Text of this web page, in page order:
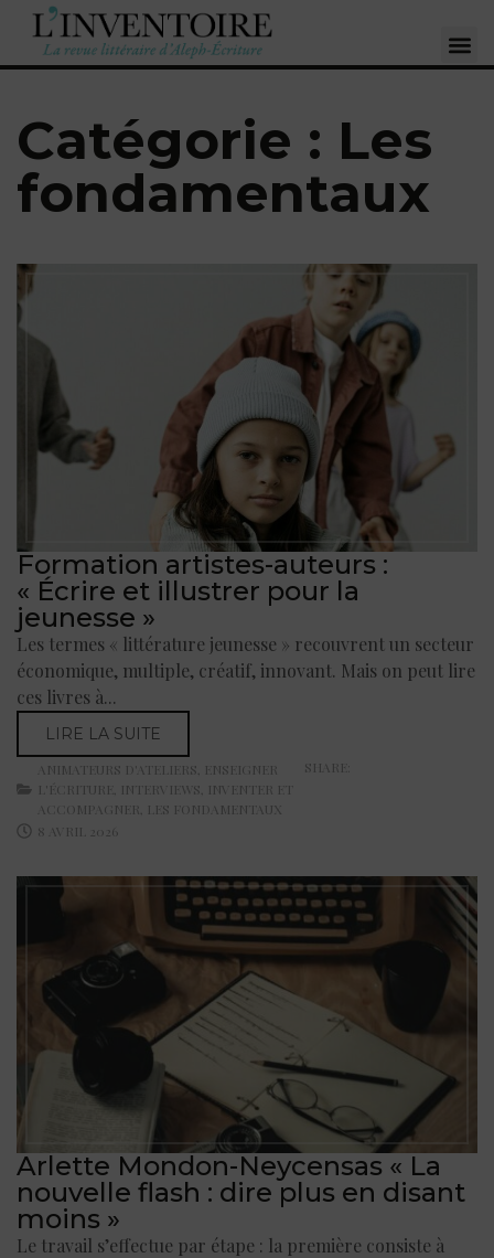
Catégorie : Les
fondamentaux
Formation artistes-auteurs :
« Écrire et illustrer pour la
jeunesse »
Les termes « littérature jeunesse » recouvrent un secteur
économique, multiple, créatif, innovant. Mais on peut lire
ces livres à...
LIRE LA SUITE
ANIMATEURS D'ATELIERS ENSEIGNER
L'ÉCRITURE
INTERVIEWS INVENTER ET
ACCOMPAGNER LES FONDAMENTAUX
8 AVRIL 2026
SHARE:
Arlette Mondon-Neycensas « La
nouvelle flash : dire plus en disant
moins »
Le travail s’effectue par étape : la première consiste à